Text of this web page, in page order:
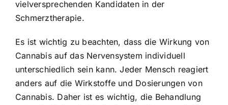
vielversprechenden Kandidaten in der
Schmerztherapie.
Es ist wichtig zu beachten, dass die Wirkung von
Cannabis auf das Nervensystem individuell
unterschiedlich sein kann. Jeder Mensch reagiert
anders auf die Wirkstoffe und Dosierungen von
Cannabis. Daher ist es wichtig, die Behandlung